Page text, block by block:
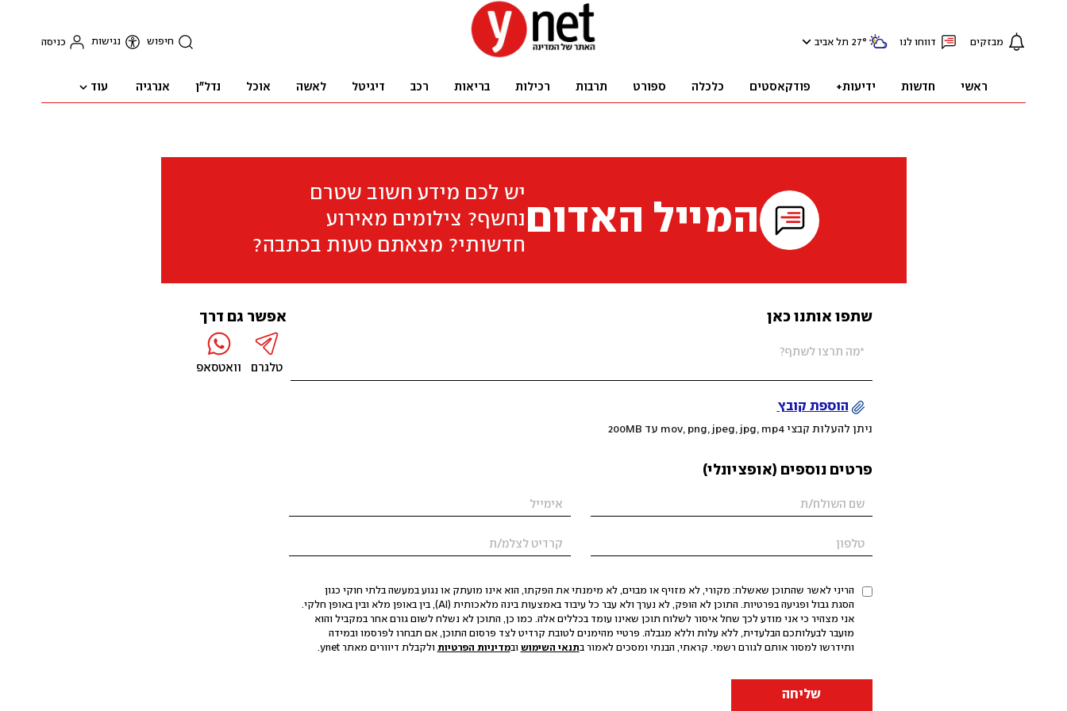
מבזקים דווחו לנו 27° תל אביב חיפוש נגישות כניסה
ראשי חדשות ידיעות+ פודקאסטים כלכלה ספורט תרבות רכילות בריאות רכב דיגיטל לאשה אוכל נדל"ן אנרגיה עוד
המייל האדום
יש לכם מידע חשוב שטרם
נחשף? צילומים מאירוע
חדשותי? מצאתם טעות בכתבה?
שתפו אותנו כאן
הוספת קובץ
ניתן להעלות קבצי mov, png, jpeg, jpg, mp4 עד 200MB
פרטים נוספים (אופציונלי)
הריני לאשר שהתוכן שאשלח: מקורי, לא מזויף או מבוים, לא מימנתי את הפקתו, הוא אינו מועתק או נגוע במעשה בלתי חוקי כגון
הסגת גבול ופגיעה בפרטיות. התוכן לא הופק, לא נערך ולא עבר כל עיבוד באמצעות בינה מלאכותית (AI), בין באופן מלא ובין באופן חלקי.
אני מצהיר כי אני מודע לכך שחל איסור לשלוח תוכן שאינו עומד בכללים אלה. כמו כן, התוכן לא נשלח לשום גורם אחר במקביל והוא
מועבר לבעלותכם הבלעדית, ללא עלות וללא מגבלה. פרטיי מהימנים לטובת קרדיט לצד פרסום התוכן, אם תבחרו לפרסמו ובמידה
ותידרשו למסור אותם לגורם רשמי. קראתי, הבנתי ומסכים לאמור בתנאי השימוש ובמדיניות הפרטיות ולקבלת דיוורים מאתר ynet.
שליחה
אפשר גם דרך
טלגרם וואטסאפ